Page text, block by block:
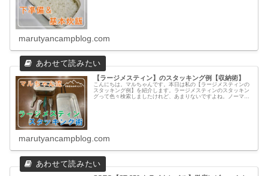
marutyancampblog.com
【ラージメスティン】のスタッキング例【収納術】
こんにちは。マルちゃんです。本日は私の【ラージメスティンの
スタッキング例】を紹介します。ラージメスティンのスタッキン
グって色々検索しましたけれど、あまりないですよね。ノーマル
marutyancampblog.com